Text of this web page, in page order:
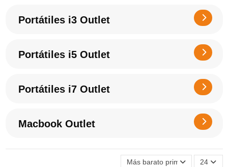
Portátiles i3 Outlet
Portátiles i5 Outlet
Portátiles i7 Outlet
Macbook Outlet
Más barato primero 24